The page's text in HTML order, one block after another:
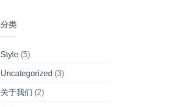
分类
Style(5)
Uncategorized (3)
关于我们 (2)